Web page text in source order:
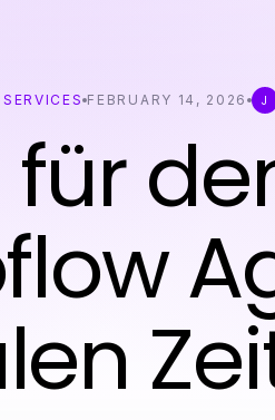
FEBRUARY 14, 2026 J